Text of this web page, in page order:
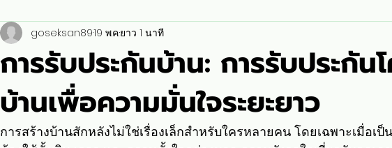
การรับประกันบ้าน: การรับประกัน
บ้านเพื่อความมั่นใจระยะยาว
goseksan8919 พ.ค.ยาว 1 นาที
การสร้างบ้านสักหลังไม่ใช่เรื่องเล็กสำหรับใครหลายคน โดยเฉพาะเมื่อเ